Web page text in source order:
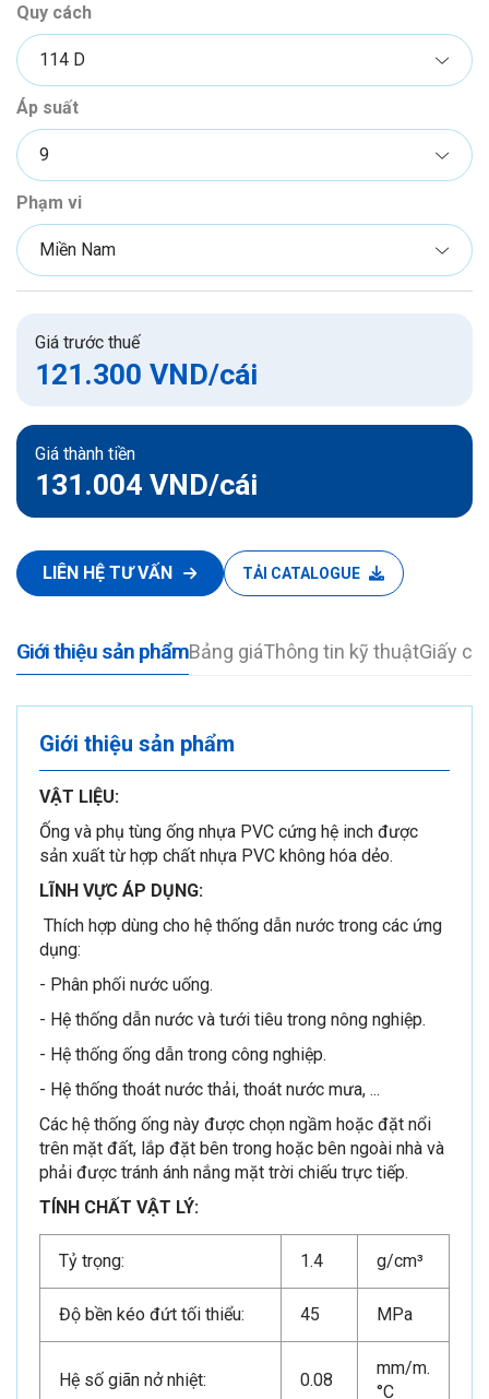
Quy cách
Áp suất
Phạm vi
Giá trước thuế
121.300 VND/cái
Giá thành tiền
131.004 VND/cái
LIÊN HỆ TƯ VẤN TẢI CATALOGUE
Giới thiệu sản phẩmBảng giáThông tin kỹ thuậtGiấy
Giới thiệu sản phẩm
VẬT LIỆU:
Ống và phụ tùng ống nhựa PVC cứng hệ inch được
sản xuất từ hợp chất nhựa PVC không hóa dẻo.
LĨNH VỰC ÁP DỤNG:
Thích hợp dùng cho hệ thống dẫn nước trong các ứng
dụng:
- Phân phối nước uống.
- Hệ thống dẫn nước và tưới tiêu trong nông nghiệp.
- Hệ thống ống dẫn trong công nghiệp.
- Hệ thống thoát nước thải, thoát nước mưa, ...
Các hệ thống ống này được chọn ngầm hoặc đặt nổi
trên mặt đất, lắp đặt bên trong hoặc bên ngoài nhà và
phải được tránh ánh nắng mặt trời chiếu trực tiếp.
TÍNH CHẤT VẬT LÝ:
Tỷ trọng: 1.4 g/cm³
Độ bền kéo đứt tối thiểu: 45 MPa
Hệ số giãn nở nhiệt: 0.08
mm/m.
°C